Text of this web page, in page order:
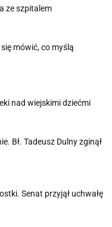
ze szpitalem
mówić, co myślą
nad wiejskimi dziećmi
Bł. Tadeusz Dulny zginął
Senat przyjął uchwałę